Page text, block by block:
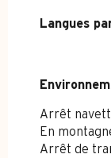
Langues
Langues
Arrêt
En
Arrêt de